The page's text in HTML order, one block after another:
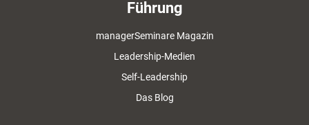
Führung
managerSeminare Magazin
Leadership-Medien
Self-Leadership
Das Blog